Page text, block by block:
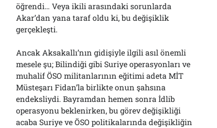
öğrendi… Veya ikili arasındaki sorunlarda
Akar’dan yana taraf oldu ki, bu değişiklik
gerçekleşti.
Ancak Aksakallı’nın gidişiyle ilgili asıl önemli
mesele şu; Bilindiği gibi Suriye operasyonları ve
muhalif ÖSO militanlarının eğitimi adeta MİT
Müsteşarı Fidan’la birlikte onun şahsına
endeksliydi. Bayramdan hemen sonra İdlib
operasyonu beklenirken, bu görev değişikliği
acaba Suriye ve ÖSO politikalarında değişikliğin